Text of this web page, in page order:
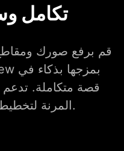
تكامل
قم برفع صورك
قصة متكاملة. تدعم
المرنة لتخطيط المشاهد دون تعب.